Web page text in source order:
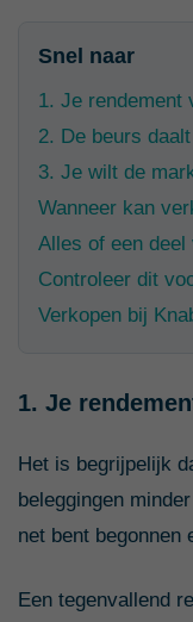
Snel naar
1. Je rendement
2. De beurs daalt
3. Je wilt de
Wanneer kan
Alles of een deel
Controleer dit
Verkopen bij
1. Je
Het is begrijpelijk
beleggingen
net bent begonnen
Een tegenvallend